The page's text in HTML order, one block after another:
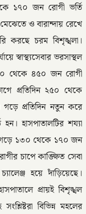
১৭০ জন রোগী ভর্তি
ও বারান্দায় রেখে
করছে চরম বিশৃঙ্খলা।
স্বাস্থ্যসেবার ভরসাস্থল
থেকে ৪৫০ জন রোগী
প্রতিদিন ২৫০ থেকে
প্রতিদিন নতুন করে
হাসপাতালটির শয্যা
গড়ে ১৩০ থেকে ১৭০ জন
চাপে কাঙ্ক্ষিত সেবা
হয়ে দাঁড়িয়েছে।
প্রায়ই বিশৃঙ্খল
বিভিন্ন মহলের